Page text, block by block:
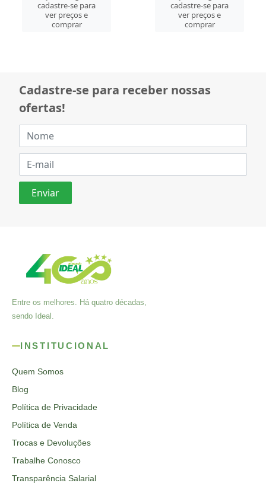
cadastre-se para
ver preços e
comprar
cadastre-se para
ver preços e
comprar
Cadastre-se para receber nossas
ofertas!
Entre os melhores. Há quatro décadas,
sendo Ideal.
INSTITUCIONAL
Quem Somos
Blog
Política de Privacidade
Política de Venda
Trocas e Devoluções
Trabalhe Conosco
Transparência Salarial